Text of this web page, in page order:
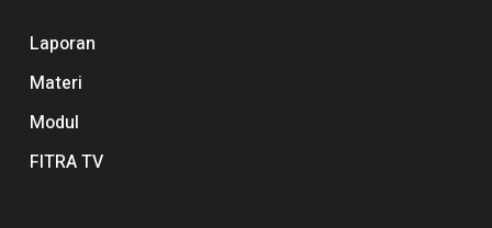
Laporan
Materi
Modul
FITRA TV